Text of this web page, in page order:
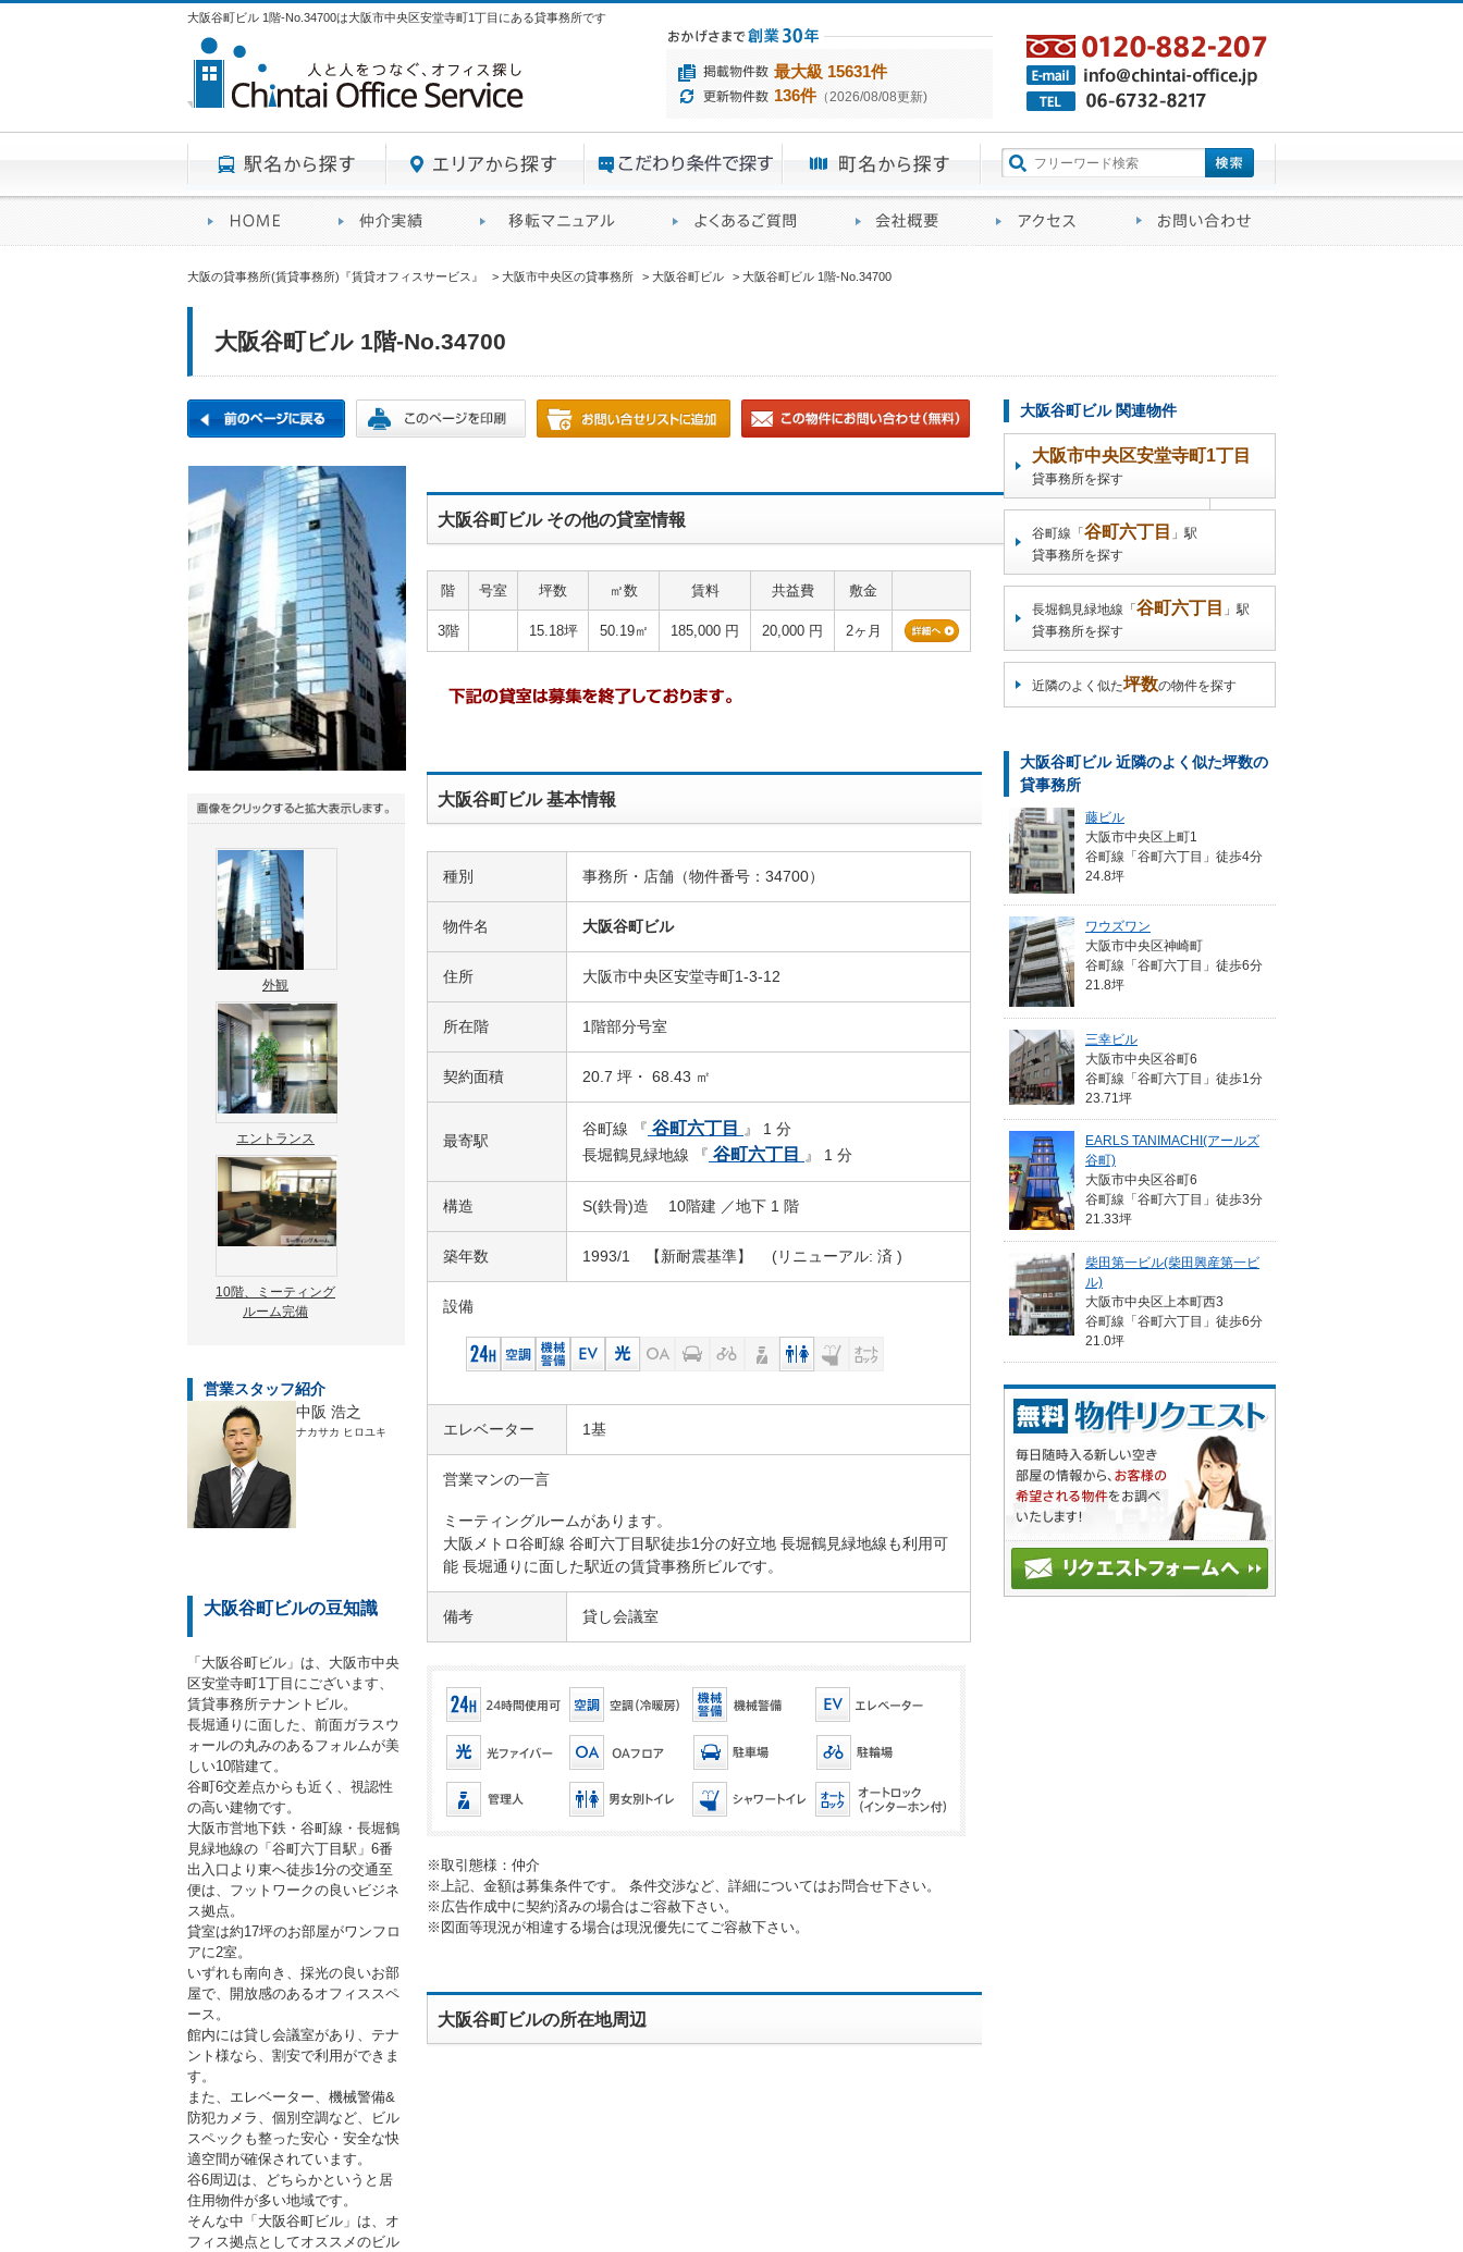
大阪谷町ビル 1階-No.34700は大阪市中央区安堂寺町1丁目にある貸事務所です
最大級 15631件
136件（2026/08/08更新)
大阪の貸事務所(賃貸事務所)『賃貸オフィスサービス』 大阪市中央区の貸事務所 大阪谷町ビル 大阪谷町ビル 1階-No.34700
大阪谷町ビル 1階-No.34700
外観
エントランス
10階、ミーティング
ルーム完備
営業スタッフ紹介
中阪 浩之
ナカサカ ヒロユキ
大阪谷町ビルの豆知識
「大阪谷町ビル」は、大阪市中央
区安堂寺町1丁目にございます、
賃貸事務所テナントビル。
長堀通りに面した、前面ガラスウ
ォールの丸みのあるフォルムが美
しい10階建て。
谷町6交差点からも近く、視認性
の高い建物です。
大阪市営地下鉄・谷町線・長堀鶴
見緑地線の「谷町六丁目駅」6番
出入口より東へ徒歩1分の交通至
便は、フットワークの良いビジネ
ス拠点。
貸室は約17坪のお部屋がワンフロ
アに2室。
いずれも南向き、採光の良いお部
屋で、開放感のあるオフィススペ
ース。
館内には貸し会議室があり、テナ
ント様なら、割安で利用ができま
す。
また、エレベーター、機械警備&
防犯カメラ、個別空調など、ビル
スペックも整った安心・安全な快
適空間が確保されています。
谷6周辺は、どちらかというと居
住用物件が多い地域です。
そんな中「大阪谷町ビル」は、オ
フィス拠点としてオススメのビル
大阪谷町ビル その他の貸室情報
階 号室 坪数 ㎡数 賃料 共益費 敷金
3階 15.18坪 50.19㎡ 185,000 円 20,000 円 2ヶ月
大阪谷町ビル 基本情報
種別 事務所・店舗（物件番号：34700）
物件名 大阪谷町ビル
住所 大阪市中央区安堂寺町1-3-12
所在階 1階部分号室
契約面積 20.7 坪・ 68.43 ㎡
最寄駅
谷町線 『 谷町六丁目
』 1 分
長堀鶴見緑地線 『 谷町六丁目 』 1 分
構造 S(鉄骨)造 10階建 ／地下 1 階
築年数 1993/1 【新耐震基準】 (リニューアル: 済 )
設備
エレベーター 1基
営業マンの一言
ミーティングルームがあります。
大阪メトロ谷町線 谷町六丁目駅徒歩1分の好立地 長堀鶴見緑地線も利用可
能 長堀通りに面した駅近の賃貸事務所ビルです。
備考 貸し会議室
※取引態様：仲介
※上記、金額は募集条件です。 条件交渉など、詳細についてはお問合せ下さい。
※広告作成中に契約済みの場合はご容赦下さい。
※図面等現況が相違する場合は現況優先にてご容赦下さい。
大阪谷町ビルの所在地周辺
大阪谷町ビル 関連物件
大阪市中央区安堂寺町1丁目
貸事務所を探す
谷町線「 谷町六丁目 」駅
貸事務所を探す
長堀鶴見緑地線「 谷町六丁目 」駅
貸事務所を探す
近隣のよく似た坪数の物件を探す
大阪谷町ビル 近隣のよく似た坪数の
貸事務所
藤ビル
大阪市中央区上町1
谷町線「谷町六丁目」徒歩4分
24.8坪
ワウズワン
大阪市中央区神崎町
谷町線「谷町六丁目」徒歩6分
21.8坪
三幸ビル
大阪市中央区谷町6
谷町線「谷町六丁目」徒歩1分
23.71坪
EARLS TANIMACHI(アールズ
谷町)
大阪市中央区谷町6
谷町線「谷町六丁目」徒歩3分
21.33坪
柴田第一ビル(柴田興産第一ビ
ル)
大阪市中央区上本町西3
谷町線「谷町六丁目」徒歩6分
21.0坪